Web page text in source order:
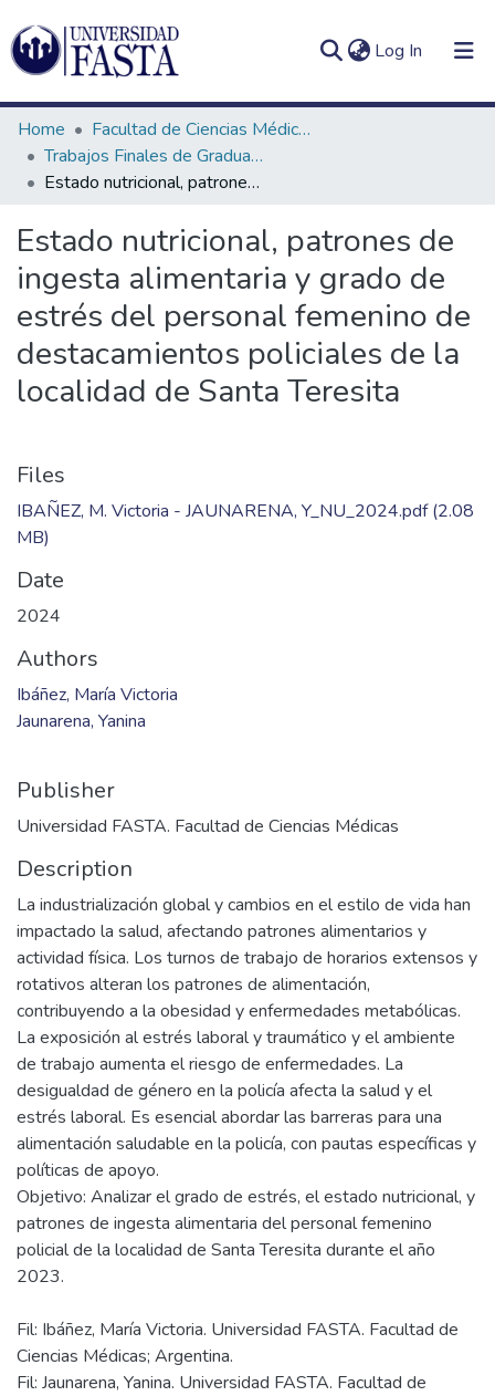
Log In (current)
Communities
&
Collections
All of DSpace
Statistics
In(current)
Home
Facultad de Ciencias Médicas
Trabajos Finales de Graduación de Licenciatura en Nutrición
Estado nutricional, patrones de ingesta alimentaria y grado de estrés del personal femenino de destacamientos policiales de la localidad de Santa Teresita
Estado nutricional, patrones de
ingesta alimentaria y grado de
estrés del personal femenino de
destacamientos policiales de la
localidad de Santa Teresita
Files
IBAÑEZ, M. Victoria - JAUNARENA, Y_NU_2024.pdf(2.08
MB)
Date
2024
Authors
Ibáñez, María Victoria
Jaunarena, Yanina
Publisher
Universidad FASTA. Facultad de Ciencias Médicas
Description
La industrialización global y cambios en el estilo de vida han
impactado la salud, afectando patrones alimentarios y
actividad física. Los turnos de trabajo de horarios extensos y
rotativos alteran los patrones de alimentación,
contribuyendo a la obesidad y enfermedades metabólicas.
La exposición al estrés laboral y traumático y el ambiente
de trabajo aumenta el riesgo de enfermedades. La
desigualdad de género en la policía afecta la salud y el
estrés laboral. Es esencial abordar las barreras para una
alimentación saludable en la policía, con pautas específicas y
políticas de apoyo.
Objetivo: Analizar el grado de estrés, el estado nutricional, y
patrones de ingesta alimentaria del personal femenino
policial de la localidad de Santa Teresita durante el año
Fil: Ibáñez, María Victoria. Universidad FASTA. Facultad de
Ciencias Médicas; Argentina.
Fil: Jaunarena, Yanina. Universidad FASTA. Facultad de